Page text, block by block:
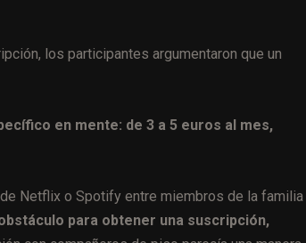
los participantes argumentaron que un
en mente: de 3 a 5 euros al mes,
Netflix o Spotify entre miembros de la familia
para obtener una suscripción,